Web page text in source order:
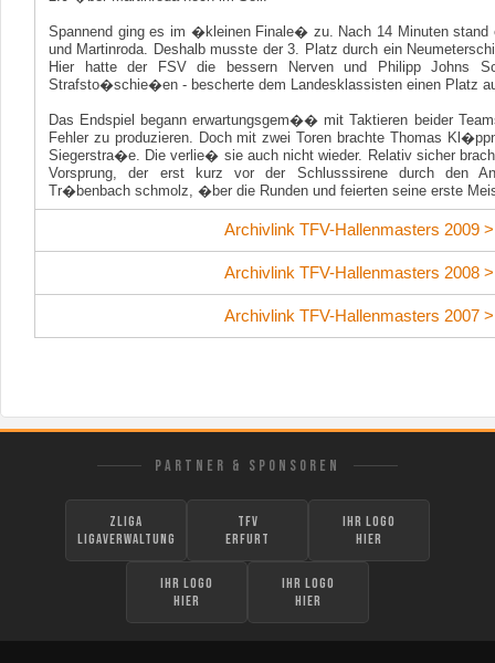
Spannend ging es im �kleinen Finale� zu. Nach 14 Minuten stand
und Martinroda. Deshalb musste der 3. Platz durch ein
Hier hatte der FSV die bessern Nerven und Philipp Johns
Strafsto�schie�en - bescherte dem Landesklassisten einen Platz
Das Endspiel begann erwartungsgem�� mit Taktieren beider
Fehler zu produzieren. Doch mit zwei Toren brachte Thomas
Siegerstra�e. Die verlie� sie auch nicht wieder. Relativ sicher
Vorsprung, der erst kurz vor der Schlusssirene durch den
Tr�benbach schmolz, �ber die Runden und feierten seine erste
Archivlink TFV-Hallenmasters 2009 >
Archivlink TFV-Hallenmasters 2008 >
Archivlink TFV-Hallenmasters 2007 >
PARTNER & SPONSOREN
zLiga
Ligaverwaltung
TFV
Erfurt
Ihr Logo
hier
Ihr Logo
hier
Ihr Logo
hier